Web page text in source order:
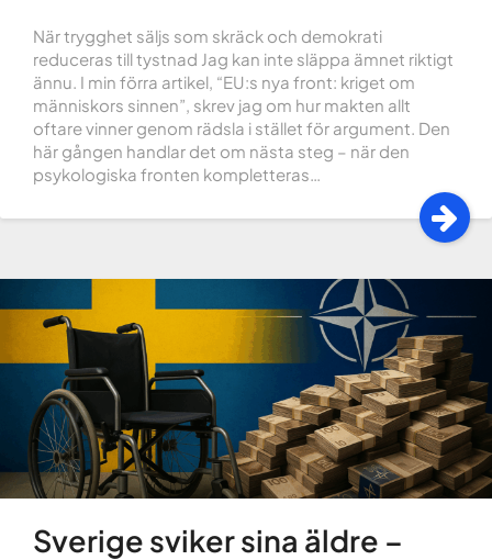
När trygghet säljs som skräck och demokrati
reduceras till tystnad Jag kan inte släppa ämnet riktigt
ännu. I min förra artikel, “EU:s nya front: kriget om
människors sinnen”, skrev jag om hur makten allt
oftare vinner genom rädsla i stället för argument. Den
här gången handlar det om nästa steg – när den
psykologiska fronten kompletteras…
Sverige sviker sina äldre –